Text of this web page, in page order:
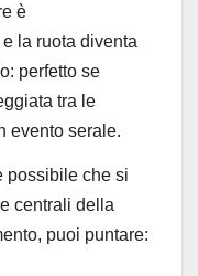
è
la ruota diventa
perfetto se
tra le
evento serale.
possibile che si
centrali della
puoi puntare: